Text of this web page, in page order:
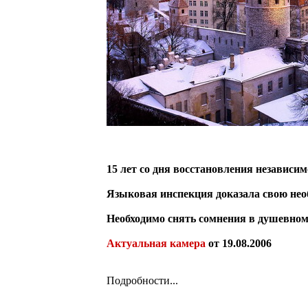
15 лет со дня восстановления
Языковая инспекция доказала свою
Необходимо снять сомнения в
Актуальная камера от 19.08.2006
Подробности...